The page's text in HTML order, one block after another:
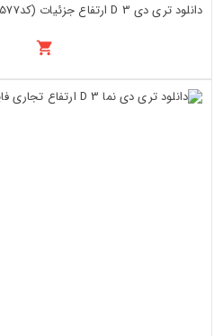
دانلود تری دی 3 D ارتفاع جزئیات (کد21577)